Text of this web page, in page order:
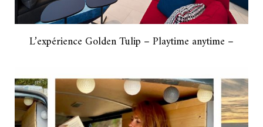
L’expérience Golden Tulip – Playtime anytime –